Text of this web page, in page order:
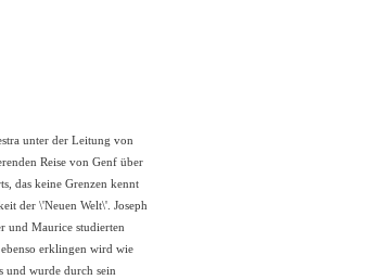
unter der Leitung von
Reise von Genf über
das keine Grenzen kennt
der \'Neuen Welt\'. Joseph
und Maurice studierten
erklingen wird wie
und wurde durch sein